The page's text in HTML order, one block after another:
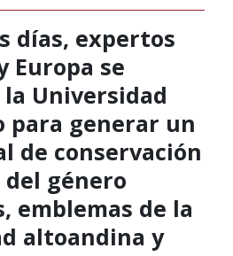
días, expertos
Europa se
Universidad
para generar un
de conservación
género
emblemas de la
altoandina y